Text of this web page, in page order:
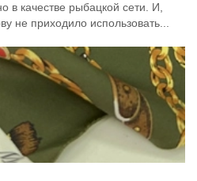
в качестве рыбацкой сети. И,
не приходило использовать...